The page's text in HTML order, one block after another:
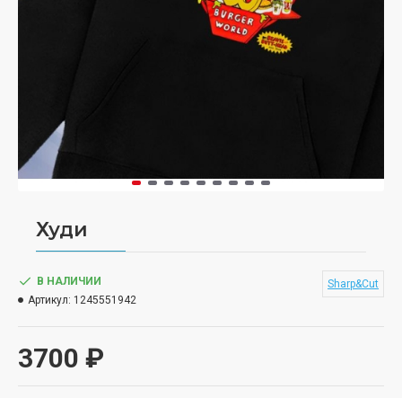
Худи
3700 ₽
В НАЛИЧИИ
Артикул: 1245551942
Sharp&Cut